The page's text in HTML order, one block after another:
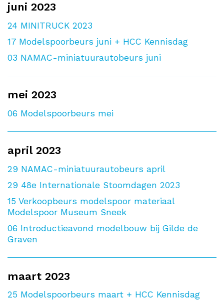
juni 2023
24 MINITRUCK 2023
17 Modelspoorbeurs juni + HCC Kennisdag
03 NAMAC-miniatuurautobeurs juni
mei 2023
06 Modelspoorbeurs mei
april 2023
29 NAMAC-miniatuurautobeurs april
29 48e Internationale Stoomdagen 2023
15 Verkoopbeurs modelspoor materiaal
Modelspoor Museum Sneek
06 Introductieavond modelbouw bij Gilde de
Graven
maart 2023
25 Modelspoorbeurs maart + HCC Kennisdag